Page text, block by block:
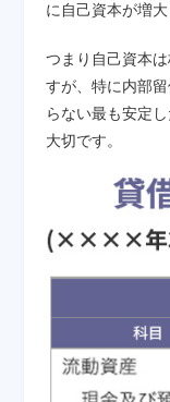
に自己資本が増大
つまり自己資本
すが、特に内部
らない最も安定
大切です。